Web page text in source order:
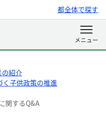
都全体で探す
紹介
子供政策の推進
関するQ&A